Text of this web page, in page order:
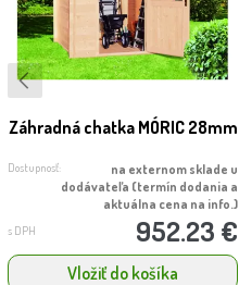
Záhradná chatka MÓRIC 28mm
Dostupnosť:
na externom sklade u
dodávateľa (termín dodania a
aktuálna cena na info.)
s DPH 952.23 €
Vložiť do košíka